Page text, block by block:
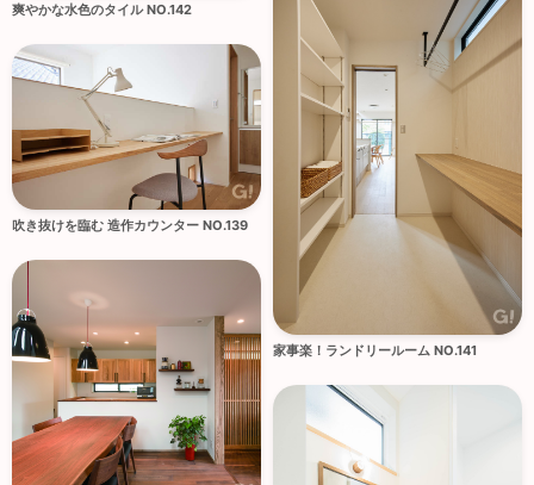
爽やかな水色のタイル NO.142
家事楽！ランドリールーム NO.141
吹き抜けを臨む 造作カウンター NO.139